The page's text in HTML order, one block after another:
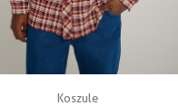
Szybki podgląd
Koszule